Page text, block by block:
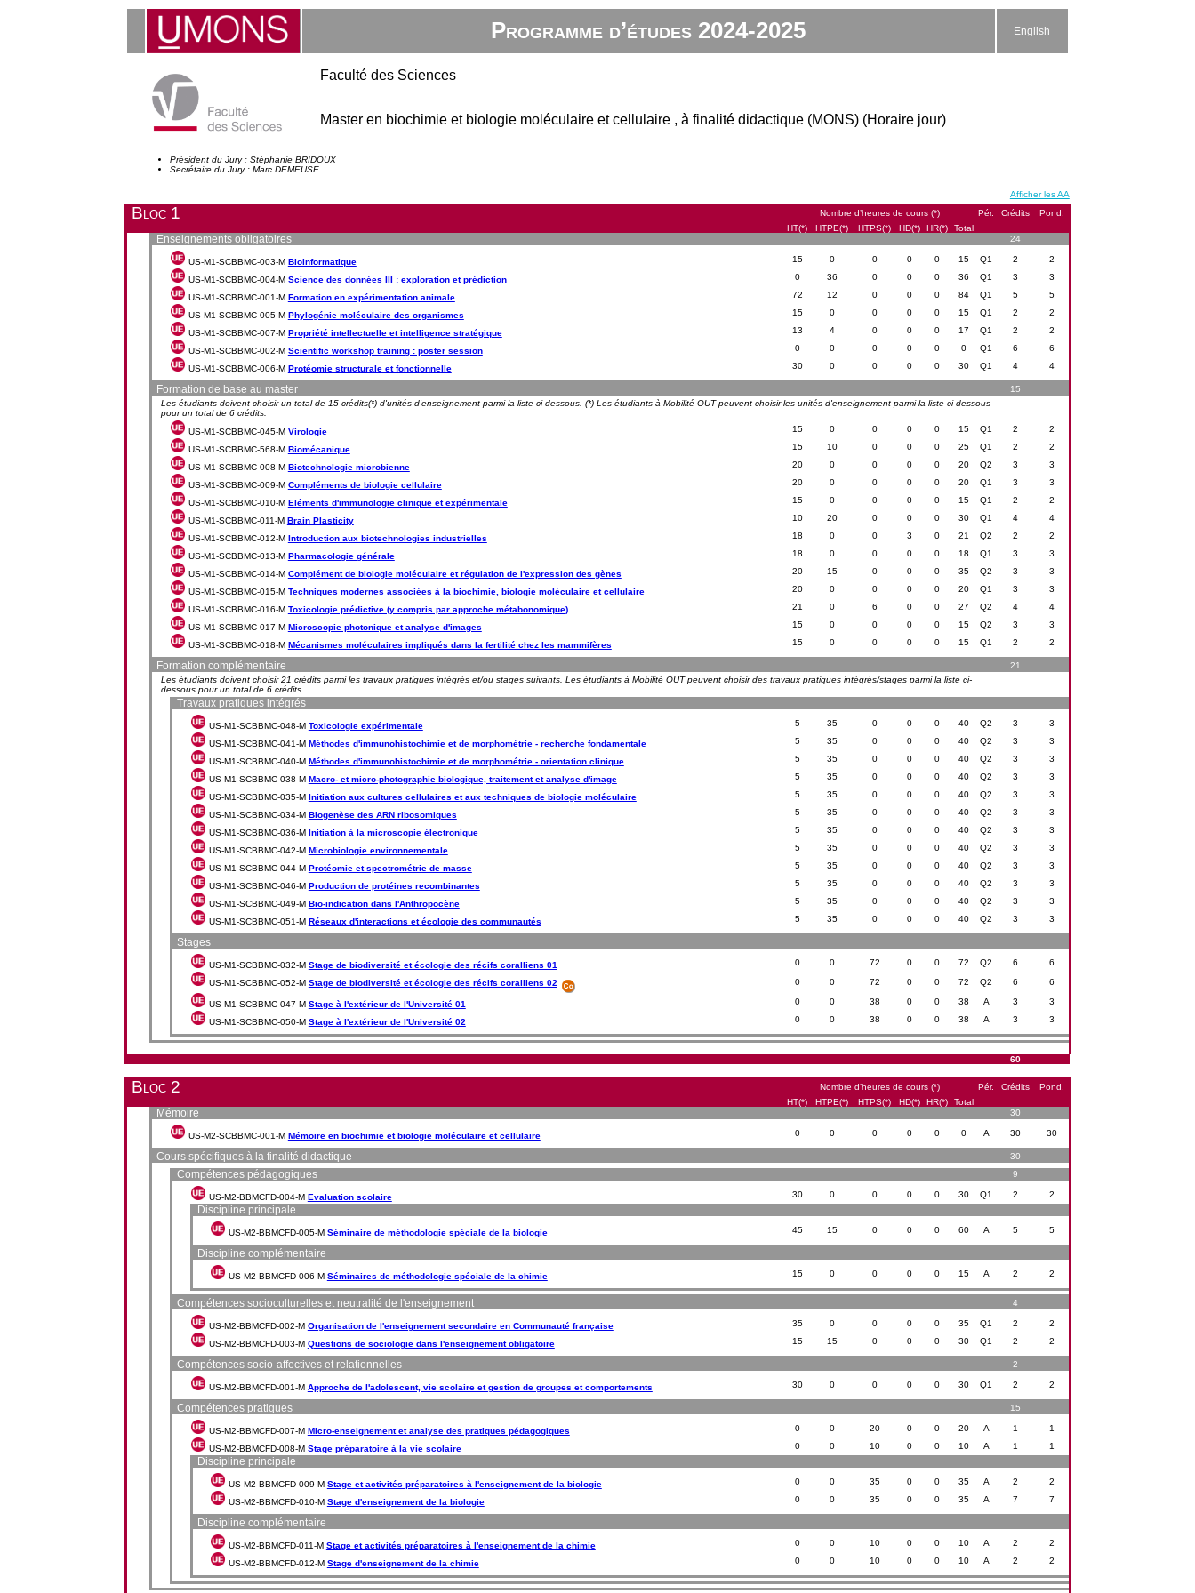
Programme d’études 2024-2025 English
Faculté des Sciences
Master en biochimie et biologie moléculaire et cellulaire , à finalité didactique (MONS) (Horaire jour)
Président du Jury : Stéphanie BRIDOUX
Secrétaire du Jury : Marc DEMEUSE
Afficher les AA
Bloc 1 Nombre d’heures de cours (*) Pér. Crédits
Pond.
HT(*)
HTPE(*) HTPS(*) HD(*) HR(*) Total
Enseignements obligatoires 24
US-M1-SCBBMC-003-M Bioinformatique 15 0 0 0 0 15 Q1 2 2
US-M1-SCBBMC-004-M Science des données III : exploration et prédiction 0 36 0 0 0 36 Q1 3 3
US-M1-SCBBMC-001-M Formation en expérimentation animale 72 12 0 0 0 84 Q1 5 5
US-M1-SCBBMC-005-M Phylogénie moléculaire des organismes 15 0 0 0 0 15 Q1 2 2
US-M1-SCBBMC-007-M Propriété intellectuelle et intelligence stratégique 13 4 0 0 0 17 Q1 2 2
US-M1-SCBBMC-002-M Scientific workshop training : poster session 0 0 0 0 0 0 Q1 6 6
US-M1-SCBBMC-006-M Protéomie structurale et fonctionnelle 30 0 0 0 0 30 Q1 4 4
Formation de base au master
15
Les étudiants doivent choisir un total de 15 crédits(*) d'unités d'enseignement parmi la liste ci-dessous. (*) Les étudiants à Mobilité OUT peuvent choisir les unités d'enseignement parmi la liste ci-dessous
pour un total de 6 crédits.
US-M1-SCBBMC-045-M Virologie 15 0 0 0 0 15 Q1 2 2
US-M1-SCBBMC-568-M Biomécanique 15 10 0 0 0 25 Q1 2 2
US-M1-SCBBMC-008-M Biotechnologie microbienne 20 0 0 0 0 20 Q2 3 3
US-M1-SCBBMC-009-M Compléments de biologie cellulaire 20 0 0 0 0 20 Q1 3 3
US-M1-SCBBMC-010-M Eléments d'immunologie clinique et expérimentale 15 0 0 0 0 15 Q1 2 2
US-M1-SCBBMC-011-M Brain Plasticity 10 20 0 0 0 30 Q1 4 4
US-M1-SCBBMC-012-M Introduction aux biotechnologies industrielles 18 0 0 3 0 21 Q2 2 2
US-M1-SCBBMC-013-M Pharmacologie générale 18 0 0 0 0 18 Q1 3 3
US-M1-SCBBMC-014-M Complément de biologie moléculaire et régulation de l'expression des gènes 20 15 0 0 0 35 Q2 3 3
US-M1-SCBBMC-015-M Techniques modernes associées à la biochimie, biologie moléculaire et cellulaire 20 0 0 0 0 20 Q1 3 3
US-M1-SCBBMC-016-M Toxicologie prédictive (y compris par approche métabonomique) 21 0 6 0 0 27 Q2 4 4
US-M1-SCBBMC-017-M Microscopie photonique et analyse d'images 15 0 0 0 0 15 Q2 3 3
US-M1-SCBBMC-018-M Mécanismes moléculaires impliqués dans la fertilité chez les mammifères 15 0 0 0 0 15 Q1 2 2
Formation complémentaire
21
Les étudiants doivent choisir 21 crédits parmi les travaux pratiques intégrés et/ou stages suivants. Les étudiants à Mobilité OUT peuvent choisir des travaux pratiques intégrés/stages parmi la liste ci-
dessous pour un total de 6 crédits.
Travaux pratiques intégrés
US-M1-SCBBMC-048-M Toxicologie expérimentale 5 35 0 0 0 40 Q2 3 3
US-M1-SCBBMC-041-M Méthodes d'immunohistochimie et de morphométrie - recherche fondamentale 5 35 0 0 0 40 Q2 3 3
US-M1-SCBBMC-040-M Méthodes d'immunohistochimie et de morphométrie - orientation clinique 5 35 0 0 0 40 Q2 3 3
US-M1-SCBBMC-038-M Macro- et micro-photographie biologique, traitement et analyse d'image 5 35 0 0 0 40 Q2 3 3
US-M1-SCBBMC-035-M Initiation aux cultures cellulaires et aux techniques de biologie moléculaire 5 35 0 0 0 40 Q2 3 3
US-M1-SCBBMC-034-M Biogenèse des ARN ribosomiques 5 35 0 0 0 40 Q2 3 3
US-M1-SCBBMC-036-M Initiation à la microscopie électronique 5 35 0 0 0 40 Q2 3 3
US-M1-SCBBMC-042-M Microbiologie environnementale 5 35 0 0 0 40 Q2 3 3
US-M1-SCBBMC-044-M Protéomie et spectrométrie de masse 5 35 0 0 0 40 Q2 3 3
US-M1-SCBBMC-046-M Production de protéines recombinantes 5 35 0 0 0 40 Q2 3 3
US-M1-SCBBMC-049-M Bio-indication dans l'Anthropocène 5 35 0 0 0 40 Q2 3 3
US-M1-SCBBMC-051-M Réseaux d'interactions et écologie des communautés 5 35 0 0 0 40 Q2 3 3
Stages
US-M1-SCBBMC-032-M Stage de biodiversité et écologie des récifs coralliens 01 0 0 72 0 0 72 Q2 6 6
US-M1-SCBBMC-052-M Stage de biodiversité et écologie des récifs coralliens 02 0 0 72 0 0 72 Q2 6 6
US-M1-SCBBMC-047-M Stage à l'extérieur de l'Université 01 0 0 38 0 0 38 A 3 3
US-M1-SCBBMC-050-M Stage à l'extérieur de l'Université 02 0 0 38 0 0 38 A 3 3
60
Bloc 2 Nombre d’heures de cours (*) Pér. Crédits
Pond.
HT(*)
HTPE(*) HTPS(*) HD(*) HR(*) Total
Mémoire 30
US-M2-SCBBMC-001-M Mémoire en biochimie et biologie moléculaire et cellulaire 0 0 0 0 0 0 A 30 30
Cours spécifiques à la finalité didactique 30
Compétences pédagogiques 9
US-M2-BBMCFD-004-M Evaluation scolaire 30 0 0 0 0 30 Q1 2 2
Discipline principale
US-M2-BBMCFD-005-M Séminaire de méthodologie spéciale de la biologie 45 15 0 0 0 60 A 5 5
Discipline complémentaire
US-M2-BBMCFD-006-M Séminaires de méthodologie spéciale de la chimie 15 0 0 0 0 15 A 2 2
Compétences socioculturelles et neutralité de l'enseignement 4
US-M2-BBMCFD-002-M Organisation de l'enseignement secondaire en Communauté française 35 0 0 0 0 35 Q1 2 2
US-M2-BBMCFD-003-M Questions de sociologie dans l'enseignement obligatoire 15 15 0 0 0 30 Q1 2 2
Compétences socio-affectives et relationnelles 2
US-M2-BBMCFD-001-M Approche de l'adolescent, vie scolaire et gestion de groupes et comportements 30 0 0 0 0 30 Q1 2 2
Compétences pratiques 15
US-M2-BBMCFD-007-M Micro-enseignement et analyse des pratiques pédagogiques 0 0 20 0 0 20 A 1 1
US-M2-BBMCFD-008-M Stage préparatoire à la vie scolaire 0 0 10 0 0 10 A 1 1
Discipline principale
US-M2-BBMCFD-009-M Stage et activités préparatoires à l'enseignement de la biologie 0 0 35 0 0 35 A 2 2
US-M2-BBMCFD-010-M Stage d'enseignement de la biologie 0 0 35 0 0 35 A 7 7
Discipline complémentaire
US-M2-BBMCFD-011-M Stage et activités préparatoires à l'enseignement de la chimie 0 0 10 0 0 10 A 2 2
US-M2-BBMCFD-012-M Stage d'enseignement de la chimie 0 0 10 0 0 10 A 2 2